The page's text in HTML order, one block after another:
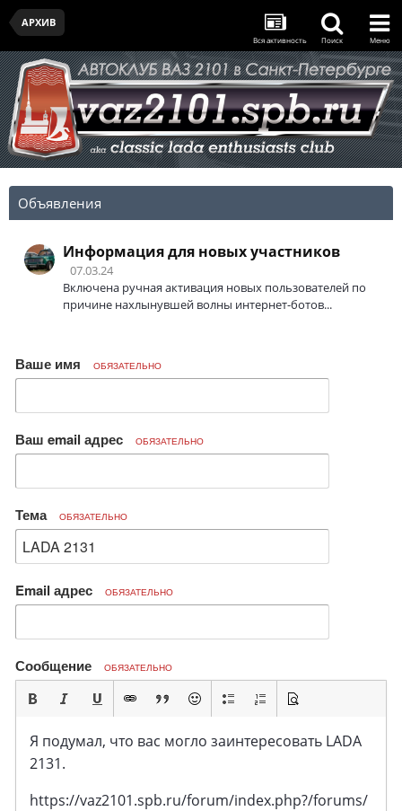
АРХИВ
Вся активность Поиск Меню
Объявления
Информация для новых участников
07.03.24
Включена ручная активация новых пользователей по
причине нахлынувшей волны интернет-ботов...
Ваше имя ОБЯЗАТЕЛЬНО
Ваш email адрес ОБЯЗАТЕЛЬНО
Тема ОБЯЗАТЕЛЬНО
Email адрес ОБЯЗАТЕЛЬНО
Сообщение ОБЯЗАТЕЛЬНО
Я подумал, что вас могло заинтересовать LADA
2131.
https://vaz2101.spb.ru/forum/index.php?/forums/